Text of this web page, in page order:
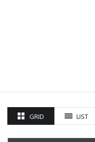
GRID LIST